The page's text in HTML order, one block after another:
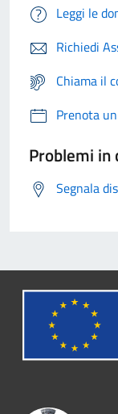
Leggi le
Richiedi
Chiama il
Prenota
Problemi in
Segnala